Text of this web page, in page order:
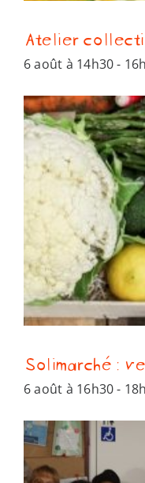
Atelier
6 août à 14h30-
Solimarché :
6 août à 16h30-